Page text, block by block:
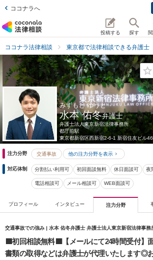
ココナラへ
投稿する 探す
ココナラ法律相談 東京都で法律相談できる弁護士
みずもと ゆうと
水本 佑冬弁護士
弁護士法人東京新宿法律事務所
都庁前駅
東京都新宿区西新宿2-6-1 新宿住友ビル
注力分野 交通事故 他の注力分野を表示
対応体制 分割払い利用可 初回面談無料 休日面談可 夜
電話相談可 メール相談可 WEB面談可
プロフィール インタビュー 注力分野
交通事故での強み | 水本 佑冬弁護士 弁護士法人東京新宿法律事務
🟩初回相談無料🟩【メールにて24時間受付】
書類の取得などは弁護士が代理いたします◎